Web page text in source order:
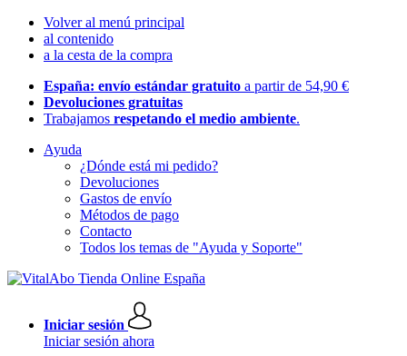
Volver al menú principal
al contenido
a la cesta de la compra
España: envío estándar gratuito a partir de 54,90 €
Devoluciones gratuitas
Trabajamos respetando el medio ambiente.
Ayuda
¿Dónde está mi pedido?
Devoluciones
Gastos de envío
Métodos de pago
Contacto
Todos los temas de "Ayuda y Soporte"
Iniciar sesión
Iniciar sesión ahora